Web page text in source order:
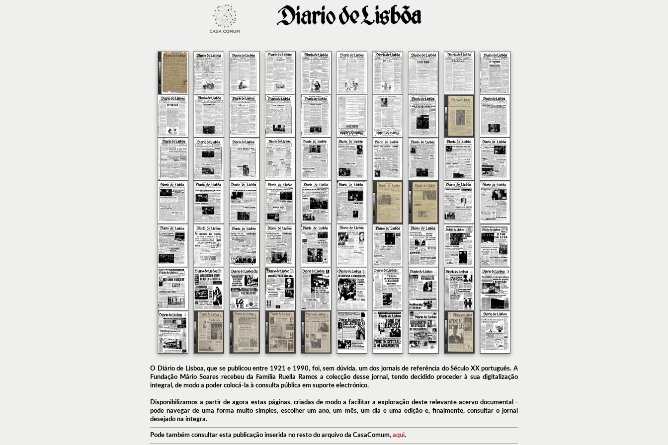
O Diário de Lisboa, que se publicou entre 1921 e 1990, foi, sem dúvida, um dos jornais de referência do Século XX português. A
Fundação Mário Soares recebeu da Família Ruella Ramos a colecção desse jornal, tendo decidido proceder à sua digitalização
integral, de modo a poder colocá-la à consulta pública em suporte electrónico.
Disponibilizamos a partir de agora estas páginas, criadas de modo a facilitar a exploração deste relevante acervo documental -
pode navegar de uma forma muito simples, escolher um ano, um mês, um dia e uma edição e, finalmente, consultar o jornal
desejado na íntegra.
Pode também consultar esta publicação inserida no resto do arquivo da CasaComum, aqui.